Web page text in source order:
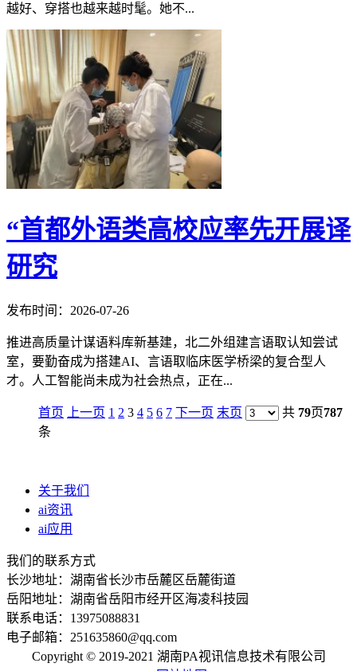
越好、穿搭也越来越时髦。她不...
“首都外语类高校应率先开展译
研究
发布时间：2026-07-26
推进高质量计谋语料库新基建，北二外组建言语取认知尝试
室，要勤奋成为搭建AI、言语取临床医学桥梁的复合型人
才。人工智能尚未成为社会热点，正在...
首页 上一页 1 2 3 4 5 6 7 下一页 末页 共 79页787
条
关于我们
ai资讯
ai应用
我们的联系方式
长沙地址：湖南省长沙市岳麓区岳麓街道
岳阳地址：湖南省岳阳市经开区海凌科技园
联系电话：13975088831
电子邮箱：251635860@qq.com
Copyright © 2019-2021 湖南PA视讯信息技术有限公司